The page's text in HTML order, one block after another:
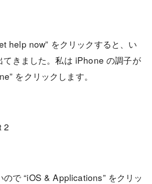
help now” をクリックすると、い
てきました。私は iPhone の調子が
をクリックします。
で “iOS & Applications” をクリッ